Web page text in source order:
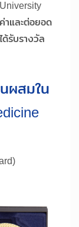
าและต่อยอด
รับรางวัล
ผสมใน